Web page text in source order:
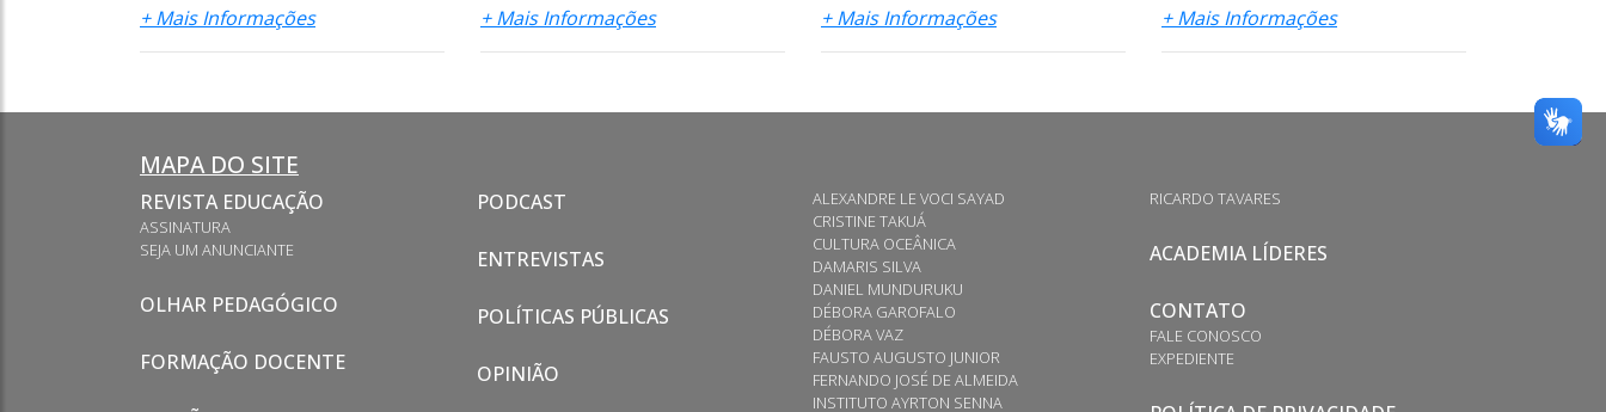
+ Mais Informações + Mais Informações + Mais Informações
+ Mais Informações
MAPA DO SITE
REVISTA EDUCAÇÃO
ASSINATURA
SEJA UM ANUNCIANTE
OLHAR PEDAGÓGICO
FORMAÇÃO DOCENTE
PODCAST
ENTREVISTAS
POLÍTICAS PÚBLICAS
OPINIÃO
ALEXANDRE LE VOCI SAYAD
CRISTINE TAKUÁ
CULTURA OCEÂNICA
DAMARIS SILVA
DANIEL MUNDURUKU
DÉBORA GAROFALO
DÉBORA VAZ
FAUSTO AUGUSTO JUNIOR
FERNANDO JOSÉ DE ALMEIDA
INSTITUTO AYRTON SENNA
RICARDO TAVARES
ACADEMIA LÍDERES
CONTATO
FALE CONOSCO
EXPEDIENTE